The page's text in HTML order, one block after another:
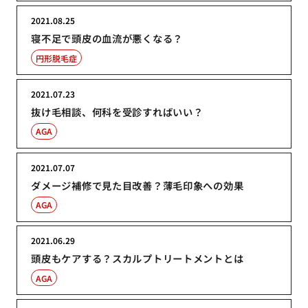
寝不足で頭皮の血流が悪くなる？
2021.08.25
円形脱毛症
抜け毛相談、何科を受診すればいい？
2021.07.23
AGA
ダメージ補修で見た目改善？薄毛印象への効果
2021.07.07
AGA
頭皮もケアする？スカルプトリートメントとは
2021.06.29
AGA